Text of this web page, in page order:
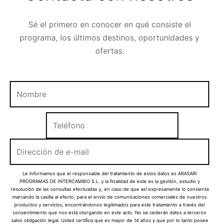
Sé el primero en conocer en qué consiste el
programa, los últimos destinos, oportunidades y
ofertas.
Le informamos que el responsable del tratamiento de estos datos es ARASARI
PROGRAMAS DE INTERCAMBIO S.L. y la finalidad de este es la gestión, estudio y
resolución de las consultas efectuadas y, en caso de que así expresamente lo consienta
marcando la casilla al efecto, para el envío de comunicaciones comerciales de nuestros
productos y servicios, encontrándonos legitimados para este tratamiento a través del
consentimiento que nos está otorgando en este acto. No se cederán datos a terceros
salvo obligación legal. Usted certifica que es mayor de 14 años y que por lo tanto posee